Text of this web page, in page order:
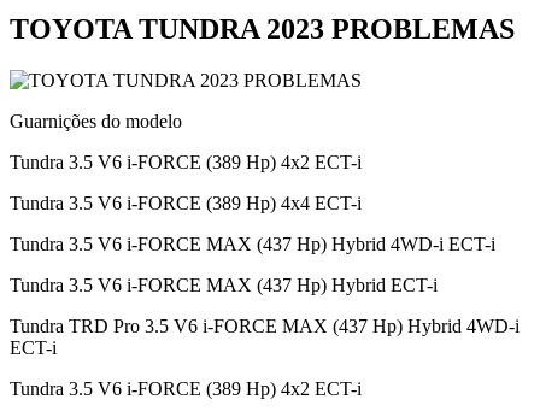
TOYOTA TUNDRA 2023 PROBLEMAS
Guarnições do modelo
Tundra 3.5 V6 i-FORCE (389 Hp) 4x2 ECT-i
Tundra 3.5 V6 i-FORCE (389 Hp) 4x4 ECT-i
Tundra 3.5 V6 i-FORCE MAX (437 Hp) Hybrid 4WD-i ECT-i
Tundra 3.5 V6 i-FORCE MAX (437 Hp) Hybrid ECT-i
Tundra TRD Pro 3.5 V6 i-FORCE MAX (437 Hp) Hybrid 4WD-i
ECT-i
Tundra 3.5 V6 i-FORCE (389 Hp) 4x2 ECT-i